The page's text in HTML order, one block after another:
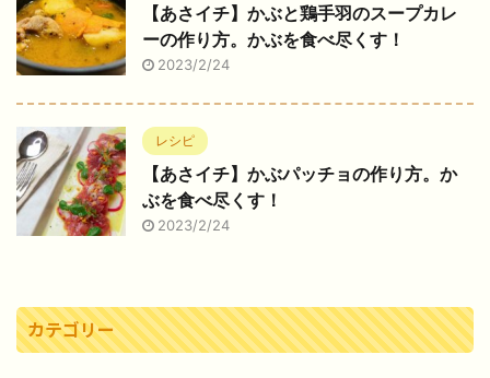
【あさイチ】かぶと鶏手羽のスープカレ
ーの作り方。かぶを食べ尽くす！
2023/2/24
レシピ
【あさイチ】かぶパッチョの作り方。か
ぶを食べ尽くす！
2023/2/24
カテゴリー